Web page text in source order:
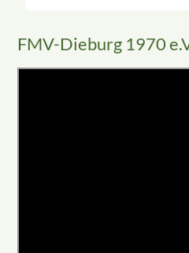
FMV-Dieburg 1970